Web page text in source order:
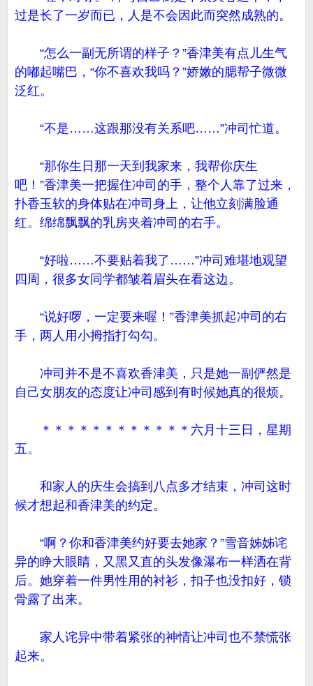
过是长了一岁而已，人是不会因此而突然成熟的。
“怎么一副无所谓的样子？”香津美有点儿生气
的嘟起嘴巴，“你不喜欢我吗？”娇嫩的腮帮子微微
泛红。
“不是……这跟那没有关系吧……”冲司忙道。
“那你生日那一天到我家来，我帮你庆生
吧！”香津美一把握住冲司的手，整个人靠了过来，
扑香玉软的身体贴在冲司身上，让他立刻满脸通
红。绵绵飘飘的乳房夹着冲司的右手。
“好啦……不要贴着我了……”冲司难堪地观望
四周，很多女同学都皱着眉头在看这边。
“说好啰，一定要来喔！”香津美抓起冲司的右
手，两人用小拇指打勾勾。
冲司并不是不喜欢香津美，只是她一副俨然是
自己女朋友的态度让冲司感到有时候她真的很烦。
＊＊＊＊＊＊＊＊＊＊＊＊六月十三日，星期
五。
和家人的庆生会搞到八点多才结束，冲司这时
候才想起和香津美的约定。
“啊？你和香津美约好要去她家？”雪音姊姊诧
异的睁大眼睛，又黑又直的头发像瀑布一样洒在背
后。她穿着一件男性用的衬衫，扣子也没扣好，锁
骨露了出来。
家人诧异中带着紧张的神情让冲司也不禁慌张
起来。